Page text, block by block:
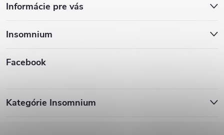
Informácie pre vás
Insomnium
Facebook
Kategórie Insomnium